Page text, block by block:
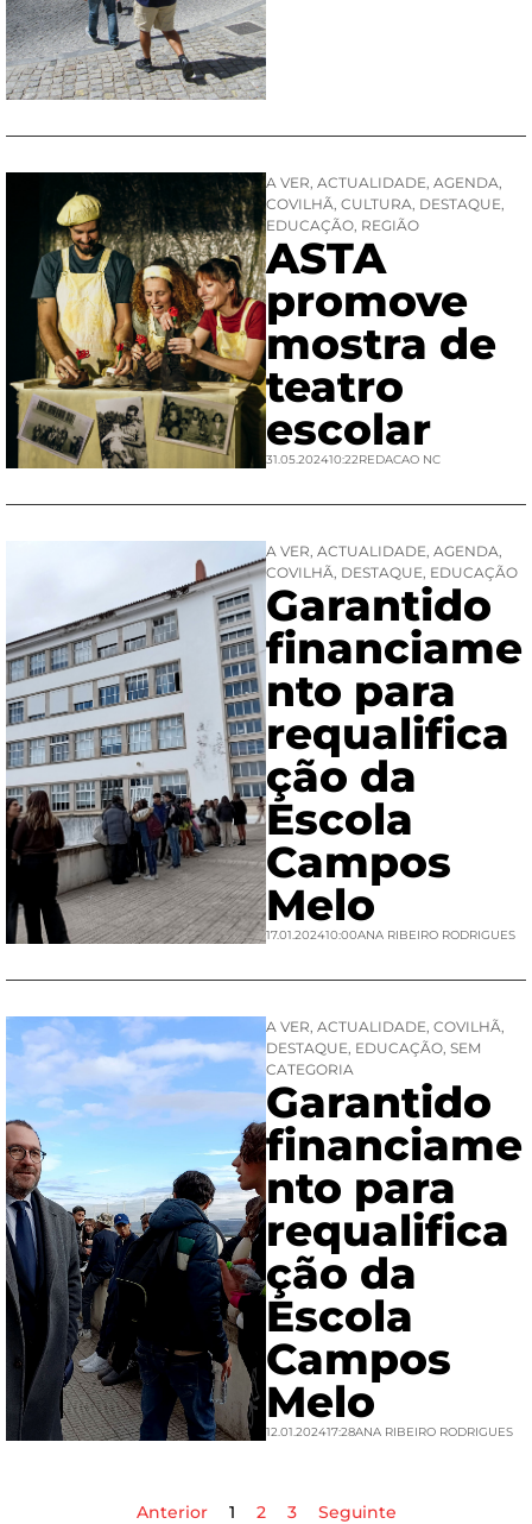
A VER, ACTUALIDADE, AGENDA,
COVILHÃ, CULTURA, DESTAQUE,
EDUCAÇÃO, REGIÃO
ASTA
promove
mostra de
teatro
escolar
31.05.202410:22REDACAO NC
A VER, ACTUALIDADE, AGENDA,
COVILHÃ, DESTAQUE, EDUCAÇÃO
Garantido
financiame
nto para
requalifica
ção da
Escola
Campos
Melo
17.01.202410:00ANA RIBEIRO RODRIGUES
A VER, ACTUALIDADE, COVILHÃ,
DESTAQUE, EDUCAÇÃO, SEM
CATEGORIA
Garantido
financiame
nto para
requalifica
ção da
Escola
Campos
Melo
12.01.202417:28ANA RIBEIRO RODRIGUES
Anterior 1 2 3 Seguinte